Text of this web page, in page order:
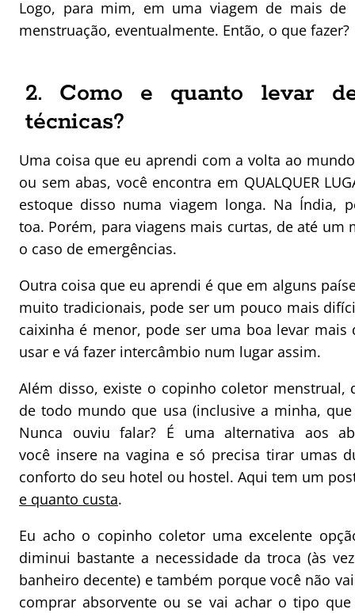
Logo, para mim, em uma viagem de mais
menstruação, eventualmente. Então, o que fazer?
2. Como e quanto levar
técnicas?
Uma coisa que eu aprendi com a volta ao
ou sem abas, você encontra em QUALQUER
estoque disso numa viagem longa. Na Índia,
toa. Porém, para viagens mais curtas, de até
o caso de emergências.
Outra coisa que eu aprendi é que em alguns
muito tradicionais, pode ser um pouco mais
caixinha é menor, pode ser uma boa levar
usar e vá fazer intercâmbio num lugar assim.
Além disso, existe o copinho coletor
de todo mundo que usa (inclusive a minha,
Nunca ouviu falar? É uma alternativa aos
você insere na vagina e só precisa tirar umas
conforto do seu hotel ou hostel. Aqui tem um
e quanto custa.
Eu acho o copinho coletor uma excelente
diminui bastante a necessidade da troca (às
banheiro decente) e também porque você não
comprar absorvente ou se vai achar o tipo